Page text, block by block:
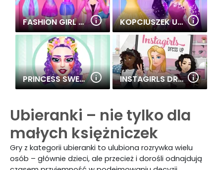
FASHION GIRL CAREER OUTFITS KOPCIUSZEK UBIERANKI
PRINCESS SWEET KAWAII FASHION INSTAGIRLS DRESS UP
Ubieranki – nie tylko dla
małych księżniczek
Gry z kategorii ubieranki to ulubiona rozrywka wielu
osób – głównie dzieci, ale przecież i dorośli odnajdują